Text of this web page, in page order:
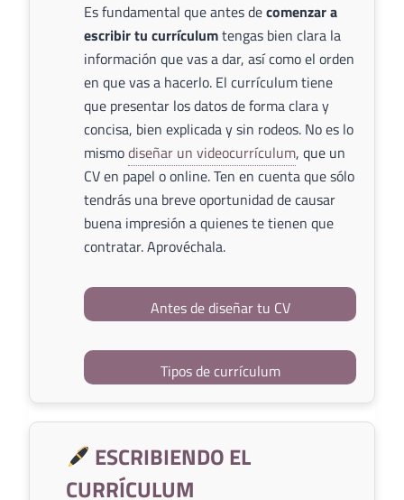
Es fundamental que antes decomenzar a
escribir tu currículumtengas bien clara la
información que vas a dar, así como el orden
en que vas a hacerlo. El currículum tiene
que presentar los datos de forma clara y
concisa, bien explicada y sin rodeos. No es lo
mismodiseñar un videocurrículum, que un
CV en papel o online. Ten en cuenta que sólo
tendrás una breve oportunidad de causar
buena impresión a quienes te tienen que
contratar. Aprovéchala.
Antes de diseñar tu CV
Tipos de currículum
ESCRIBIENDO EL
CURRÍCULUM